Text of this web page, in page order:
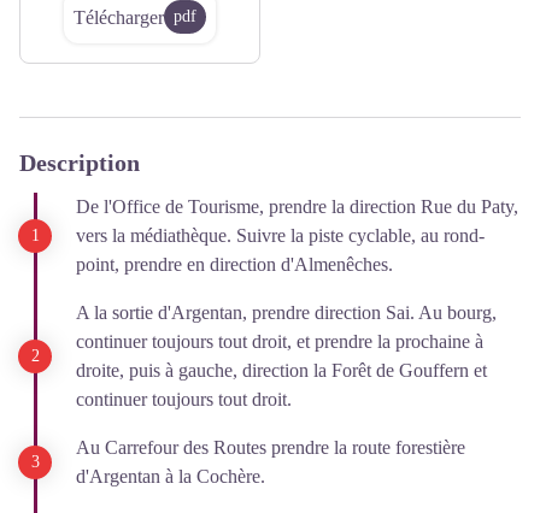
Télécharger pdf
Description
De l'Office de Tourisme, prendre la direction Rue du Paty,
vers la médiathèque. Suivre la piste cyclable, au rond-
point, prendre en direction d'Almenêches.
A la sortie d'Argentan, prendre direction Sai. Au bourg,
continuer toujours tout droit, et prendre la prochaine à
droite, puis à gauche, direction la Forêt de Gouffern et
continuer toujours tout droit.
Au Carrefour des Routes prendre la route forestière
d'Argentan à la Cochère.